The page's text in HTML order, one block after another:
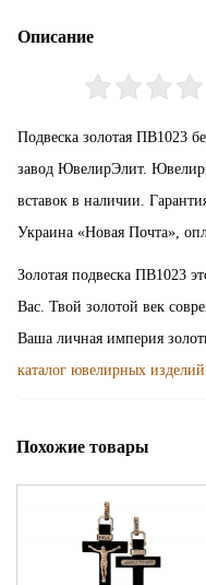
Описание
Подвеска золотая ПВ1023
завод ЮвелирЭлит.
вставок в наличии.
Украина «Новая Почта»,
Золотая подвеска ПВ1023
Вас. Твой золотой век
Ваша личная империя
каталог ювелирных изделий
Похожие товары